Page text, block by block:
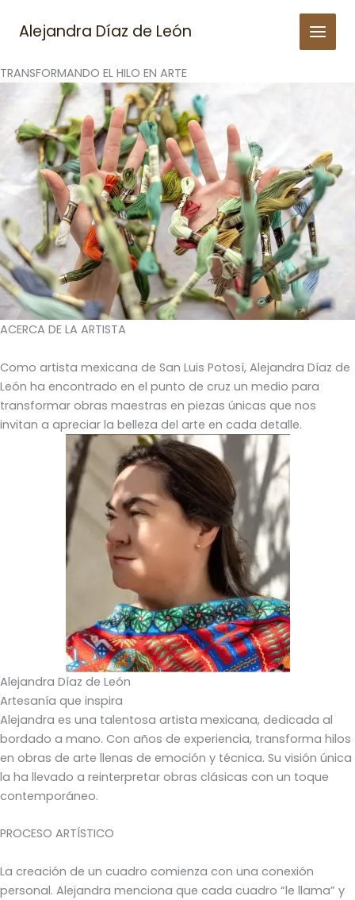
Alejandra Díaz de León
TRANSFORMANDO EL HILO EN ARTE
ACERCA DE LA ARTISTA
Como artista mexicana de San Luis Potosí, Alejandra Díaz de
León ha encontrado en el punto de cruz un medio para
transformar obras maestras en piezas únicas que nos
invitan a apreciar la belleza del arte en cada detalle.
Alejandra Díaz de León
Artesanía que inspira
Alejandra es una talentosa artista mexicana, dedicada al
bordado a mano. Con años de experiencia, transforma hilos
en obras de arte llenas de emoción y técnica. Su visión única
la ha llevado a reinterpretar obras clásicas con un toque
contemporáneo.
PROCESO ARTÍSTICO
La creación de un cuadro comienza con una conexión
personal. Alejandra menciona que cada cuadro “le llama” y